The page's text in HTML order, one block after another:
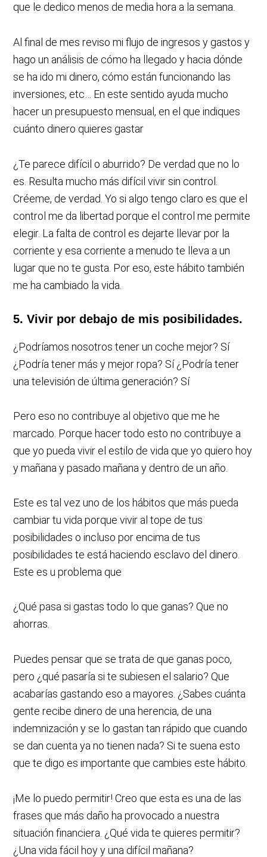
que le dedico menos de media hora a la semana.
Al final de mes reviso mi flujo de ingresos y gastos y
hago un análisis de cómo ha llegado y hacia dónde
se ha ido mi dinero, cómo están funcionando las
inversiones, etc… En este sentido ayuda mucho
hacer un presupuesto mensual, en el que indiques
cuánto dinero quieres gastar
¿Te parece difícil o aburrido? De verdad que no lo
es. Resulta mucho más difícil vivir sin control.
Créeme, de verdad. Yo si algo tengo claro es que el
control me da libertad porque el control me permite
elegir. La falta de control es dejarte llevar por la
corriente y esa corriente a menudo te lleva a un
lugar que no te gusta. Por eso, este hábito también
me ha cambiado la vida.
5. Vivir por debajo de mis posibilidades.
¿Podríamos nosotros tener un coche mejor? Sí
¿Podría tener más y mejor ropa? Sí ¿Podría tener
una televisión de última generación? Sí
Pero eso no contribuye al objetivo que me he
marcado. Porque hacer todo esto no contribuye a
que yo pueda vivir el estilo de vida que yo quiero hoy
y mañana y pasado mañana y dentro de un año.
Este es tal vez uno de los hábitos que más pueda
cambiar tu vida porque vivir al tope de tus
posibilidades o incluso por encima de tus
posibilidades te está haciendo esclavo del dinero.
Este es u problema que
¿Qué pasa si gastas todo lo que ganas? Que no
ahorras.
Puedes pensar que se trata de que ganas poco,
pero ¿qué pasaría si te subiesen el salario? Que
acabarías gastando eso a mayores. ¿Sabes cuánta
gente recibe dinero de una herencia, de una
indemnización y se lo gastan tan rápido que cuando
se dan cuenta ya no tienen nada? Si te suena esto
que te digo es importante que cambies este hábito.
¡Me lo puedo permitir! Creo que esta es una de las
frases que más daño ha provocado a nuestra
situación financiera. ¿Qué vida te quieres permitir?
¿Una vida fácil hoy y una difícil mañana?